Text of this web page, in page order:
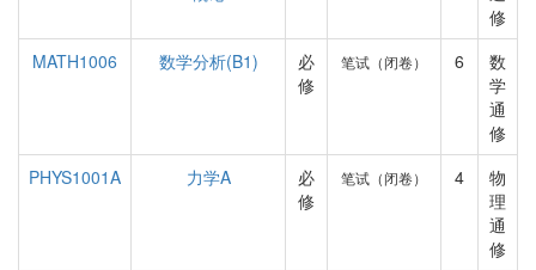
修
MATH1006
数学分析(B1)
必
修
笔试（闭卷） 6
数
学
通
修
PHYS1001A
力学A
必
修
笔试（闭卷） 4
物
理
通
修